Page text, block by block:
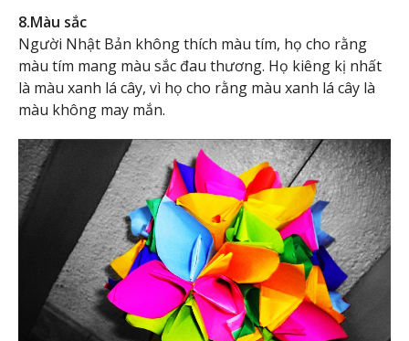
8.Màu sắc
Người Nhật Bản không thích màu tím, họ cho rằng
màu tím mang màu sắc đau thương. Họ kiêng kị nhất
là màu xanh lá cây, vì họ cho rằng màu xanh lá cây là
màu không may mắn.